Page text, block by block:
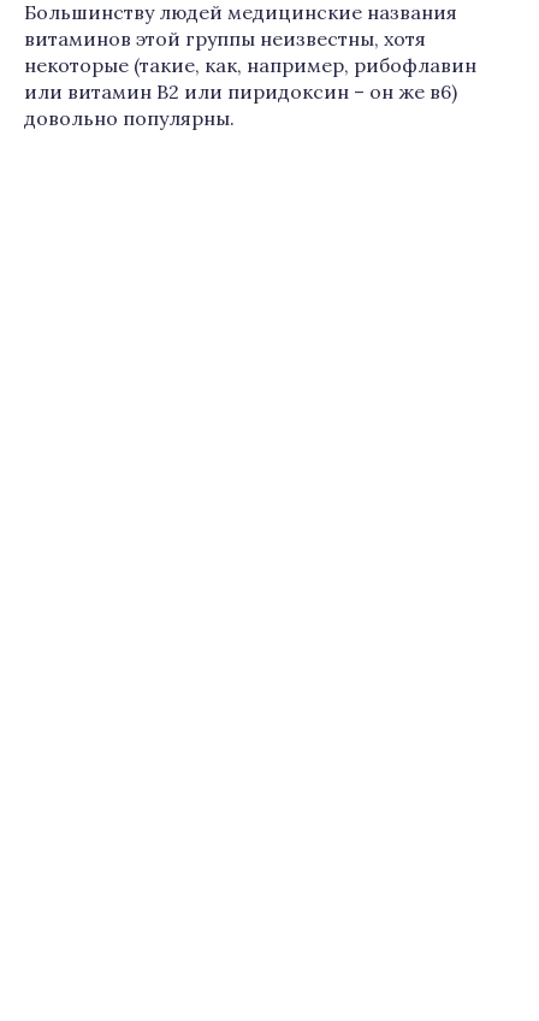
Большинству людей медицинские названия
витаминов этой группы неизвестны, хотя
некоторые (такие, как, например, рибофлавин
или витамин В2 или пиридоксин – он же в6)
довольно популярны.